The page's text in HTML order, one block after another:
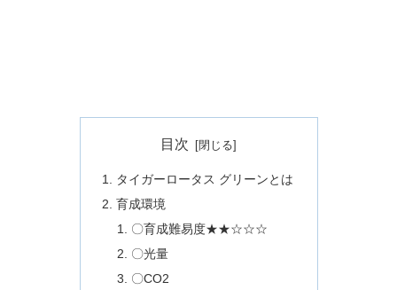
目次
タイガーロータス グリーンとは
育成環境
〇育成難易度★★☆☆☆
〇光量
〇CO2